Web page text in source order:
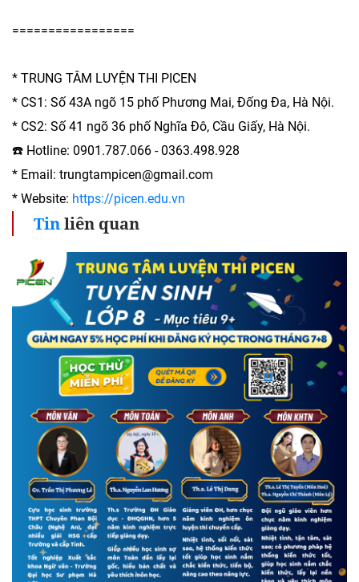
=================
* TRUNG TÂM LUYỆN THI PICEN
* CS1: Số 43A ngõ 15 phố Phương Mai, Đống Đa, Hà Nội.
* CS2: Số 41 ngõ 36 phố Nghĩa Đô, Cầu Giấy, Hà Nội.
☎️ Hotline: 0901.787.066 - 0363.498.928
* Email: trungtampicen@gmail.com
* Website: https://picen.edu.vn
Tinliên quan